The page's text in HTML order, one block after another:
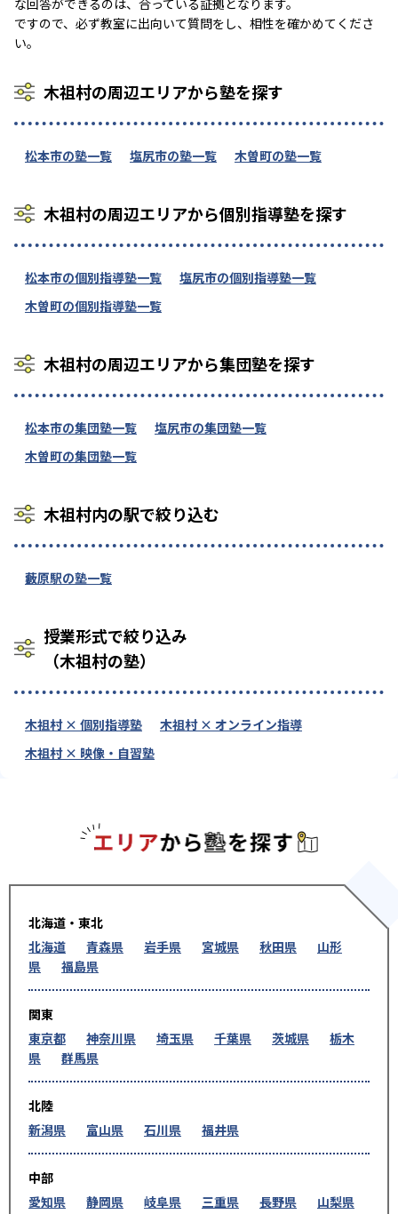
な回答ができるのは、合っている証拠となります。
ですので、必ず教室に出向いて質問をし、相性を確かめてくださ
い。
木祖村の周辺エリアから塾を探す
松本市の塾一覧 塩尻市の塾一覧 木曽町の塾一覧
木祖村の周辺エリアから個別指導塾を探す
松本市の個別指導塾一覧
塩尻市の個別指導塾一覧
木曽町の個別指導塾一覧
木祖村の周辺エリアから集団塾を探す
松本市の集団塾一覧
塩尻市の集団塾一覧
木曽町の集団塾一覧
木祖村内の駅で絞り込む
藪原駅の塾一覧
授業形式で絞り込み
（木祖村の塾）
木祖村 × 個別指導塾
木祖村 × オンライン指導
木祖村 × 映像・自習塾
北海道・東北
北海道
青森県 岩手県 宮城県 秋田県
山形
県
福島県
関東
東京都
神奈川県 埼玉県 千葉県 茨城県
栃木
県
群馬県
北陸
新潟県
富山県 石川県 福井県
中部
愛知県
静岡県 岐阜県 三重県 長野県 山梨県